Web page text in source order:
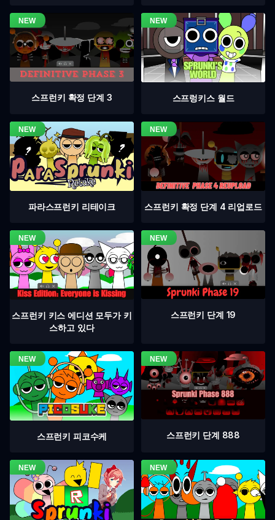
스프런키 확정 단계 3 스프렁키스 월드
파라스프런키 리테이크 스프런키 확정 단계 4 리업로드
스프런키 키스 에디션 모두가 키
스하고 있다
스프런키 단계 19
스프런키 피코수케 스프런키 단계 888